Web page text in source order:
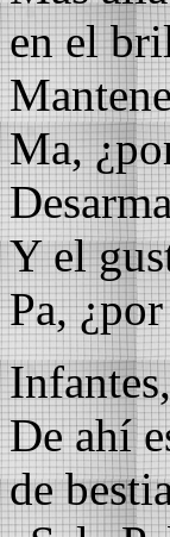
en el
Ma,
Y el
Pa,
De ahí
de